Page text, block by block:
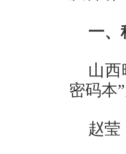
一、
山
密码本
赵莹